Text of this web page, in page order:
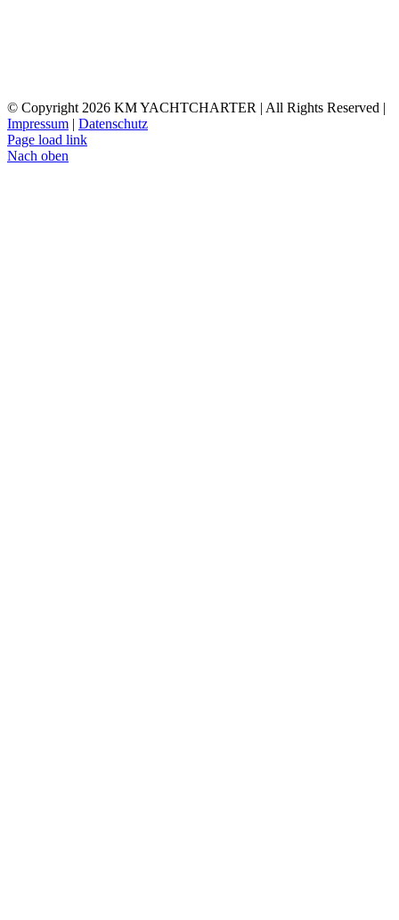
© Copyright 2026 KM YACHTCHARTER | All Rights Reserved |
Impressum | Datenschutz
Page load link
Nach oben